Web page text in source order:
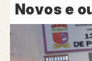
Novos e